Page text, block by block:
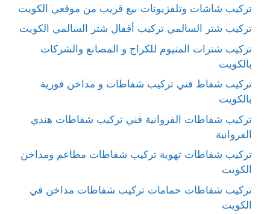
تركيب شاشات وتلفزيونات بيع قريب من موقعي الكويت
تركيب شتر السالمي تركيب أقفال شتر السالمي الكويت
تركيب شترات المنيوم للكراج و المصانع والشركات
بالكويت
تركيب شفاط فني تركيب شفاطات و مداخن فورية
بالكويت
تركيب شفاطات الفروانية فني تركيب شفاطات هندي
الفروانية
تركيب شفاطات تهوية تركيب شفاطات مطاعم ومداخن
الكويت
تركيب شفاطات حمامات تركيب شفاطات مداخن في
الكويت